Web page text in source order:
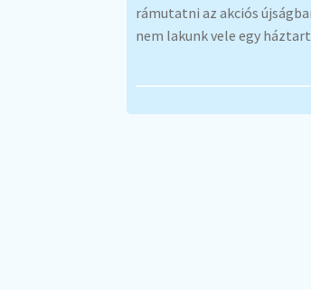
rámutatni az akciós
nem lakunk vele egy